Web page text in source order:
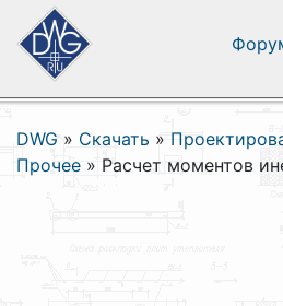
DWG » Скачать »
Прочее » Расчет моментов